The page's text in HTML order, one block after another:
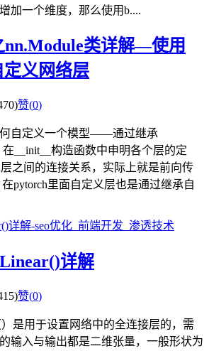
加一个维度，那么使用b....
nn.Module类详解—使用
义网络层
赞(0)
自定义一个模型——通过继承
__init__构造函数中申明各个层的定
之间的连接关系，实际上就是前向传
pytorch里面自定义层也是通过继承自
详解
赞(0)
）是用于设置网络中的全连接层的，需
输入与输出都是二维张量，一般形状为